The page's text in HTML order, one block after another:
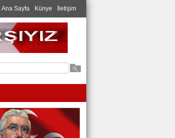
Ana Sayfa Künye İletişim